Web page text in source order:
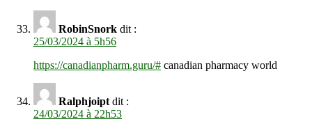
RobinSnork dit :
25/03/2024 à 5h56
https://canadianpharm.guru/# canadian pharmacy world
Ralphjoipt dit :
24/03/2024 à 22h53